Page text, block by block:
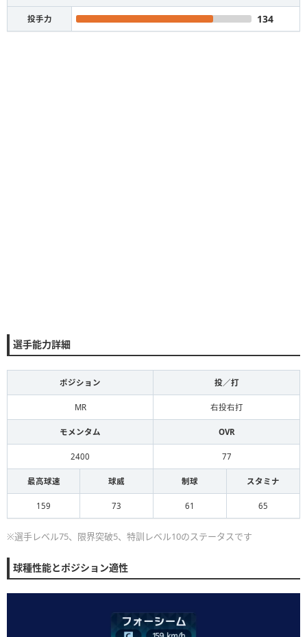
投手力 134
選手能力詳細
ポジション 投／打
MR 右投右打
モメンタム OVR
2400 77
最高球速 球威 制球 スタミナ
159 73 61 65
※選手レベル75、限界突破5、特訓レベル10のステータスです
球種性能とポジション適性